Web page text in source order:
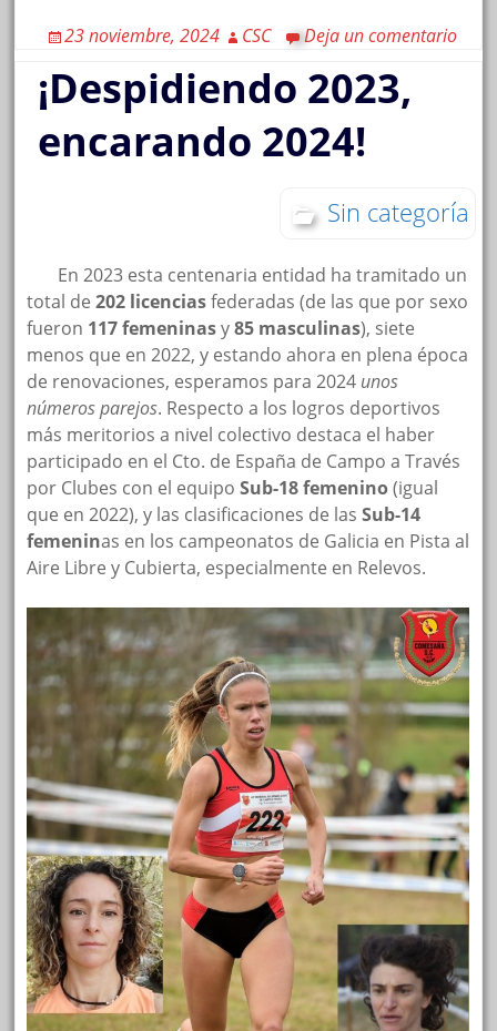
23 noviembre, 2024 CSC Deja un comentario
¡Despidiendo 2023,
encarando 2024!
Sin categoría
En 2023 esta centenaria entidad ha tramitado un
total de202 licenciasfederadas (de las que por sexo
fueron 117 femeninasy85 masculinas), siete
menos que en 2022, y estando ahora en plena época
de renovaciones, esperamos para 2024 unos
números parejos. Respecto a los logros deportivos
más meritorios a nivel colectivo destaca el haber
participado en el Cto. de España de Campo a Través
por Clubes con el equipo Sub-18 femenino(igual
que en 2022), y las clasificaciones de lasSub-14
femeninas en los campeonatos de Galicia en Pista al
Aire Libre y Cubierta, especialmente en Relevos.